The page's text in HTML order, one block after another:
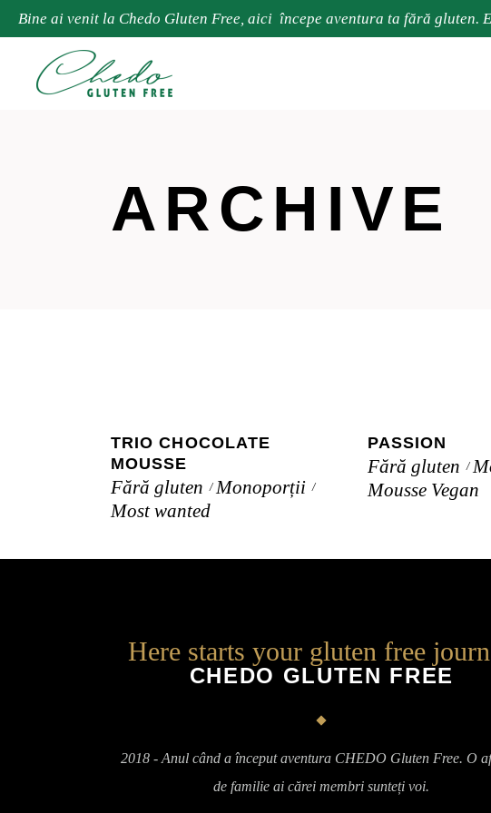
Bine ai venit la Chedo Gluten Free, aici începe aventura ta fără gluten.
ARCHIVE
TRIO CHOCOLATE
MOUSSE
Fără gluten
Monoporții
Most wanted
PASSION
Fără gluten
Mousse Vegan
Here starts your gluten free
CHEDO GLUTEN FREE
2018 - Anul când a început aventura CHEDO Gluten Free. O
de familie ai cărei membri sunteți voi.